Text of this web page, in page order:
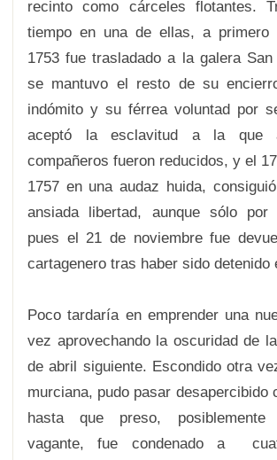
recinto como cárceles flotantes.
tiempo en una de ellas, a primero
1753 fue trasladado a la galera San
se mantuvo el resto de su
indómito y su férrea voluntad por
aceptó la esclavitud a la
compañeros fueron reducidos, y el
1757 en una audaz huida,
ansiada libertad, aunque sólo por
pues el 21 de noviembre fue
cartagenero tras haber sido detenido
Poco tardaría en emprender una
vez aprovechando la oscuridad de
de abril siguiente. Escondido otra
murciana, pudo pasar desapercibido
hasta que preso, posiblemente
vagante, fue condenado a